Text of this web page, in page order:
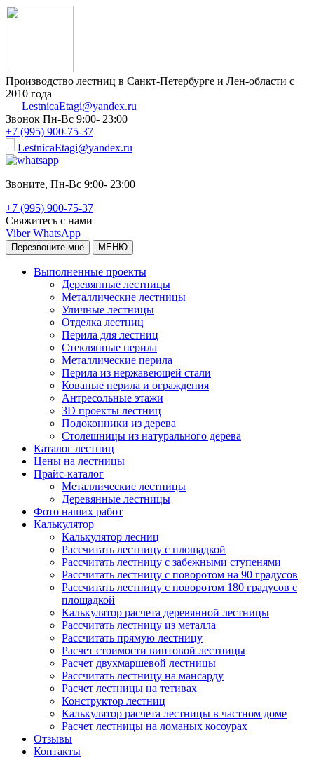
Производство лестниц в Санкт-Петербурге и Лен-области с
2010 года
LestnicaEtagi@yandex.ru
Звонок Пн-Вс 9:00- 23:00
+7 (995) 900-75-37
LestnicaEtagi@yandex.ru
Звоните, Пн-Вс 9:00- 23:00
+7 (995) 900-75-37
Свяжитесь с нами
Viber WhatsApp
Перезвоните мне МЕНЮ
Выполненные проекты
Деревянные лестницы
Металлические лестницы
Уличные лестницы
Отделка лестниц
Перила для лестниц
Стеклянные перила
Металлические перила
Перила из нержавеющей стали
Кованые перила и ограждения
Антресольные этажи
3D проекты лестниц
Подоконники из дерева
Столешницы из натурального дерева
Каталог лестниц
Цены на лестницы
Прайс-каталог
Металлические лестницы
Деревянные лестницы
Фото наших работ
Калькулятор
Калькулятор лесниц
Рассчитать лестницу с площадкой
Рассчитать лестницу с забежными ступенями
Рассчитать лестницу с поворотом на 90 градусов
Рассчитать лестницу с поворотом 180 градусов с
площадкой
Калькулятор расчета деревянной лестницы
Рассчитать лестницу из металла
Рассчитать прямую лестницу
Расчет стоимости винтовой лестницы
Расчет двухмаршевой лестницы
Рассчитать лестницу на мансарду
Расчет лестницы на тетивах
Конструктор лестниц
Калькулятор расчета лестницы в частном доме
Расчет лестницы на ломаных косоурах
Отзывы
Контакты